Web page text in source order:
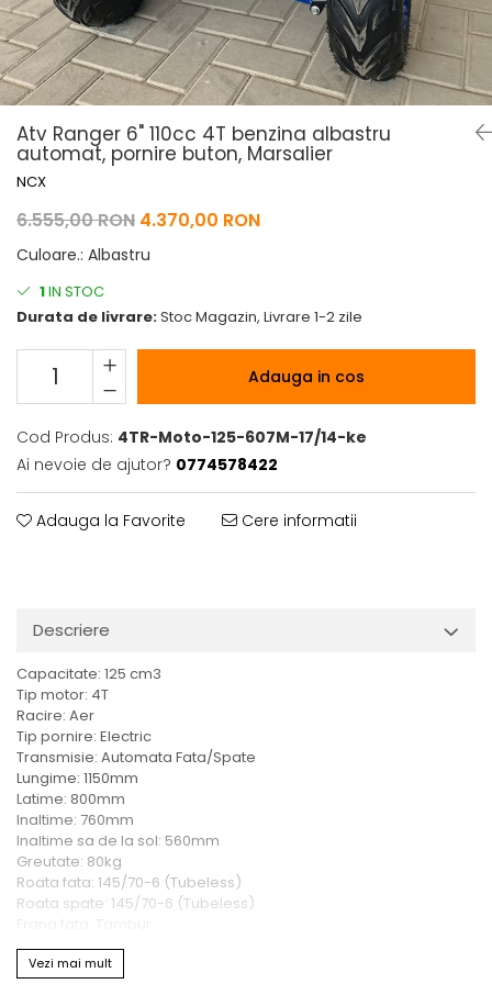
Pelerine de ploaie
Protectii
Rucsac/Borseta
Tricou / Geci / Termic
Roti/Accesorii
Ambreiaj
Evacuare
Cabluri si Conducte
Uleiuri si Lubrifianti
Filtre
Suspensii
Transmisie
Atv Ranger 6" 110cc 4T benzina albastru
automat, pornire buton, Marsalier
NCX
6.555,00 RON 4.370,00 RON
Culoare.: Albastru
1IN STOC
Durata de livrare:Stoc Magazin, Livrare 1-2 zile
Adauga in cos
Cod Produs: 4TR-Moto-125-607M-17/14-ke
Ai nevoie de ajutor? 0774578422
Adauga la Favorite Cere informatii
Descriere
Capacitate: 125 cm3
Tip motor: 4T
Racire: Aer
Tip pornire: Electric
Transmisie: Automata Fata/Spate
Lungime: 1150mm
Latime: 800mm
Inaltime: 760mm
Inaltime sa de la sol: 560mm
Greutate: 80kg
Roata fata: 145/70-6 (Tubeless)
Roata spate: 145/70-6 (Tubeless)
Frana spate hidraulic: Disc 160mm
Rezervor: 2.5 litri
Vezi mai mult